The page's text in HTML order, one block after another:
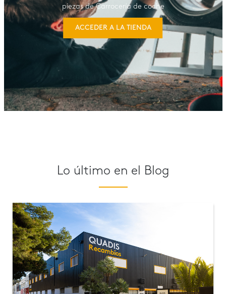
piezas de Carrocería de coche
ACCEDER A LA TIENDA
Lo último en el Blog